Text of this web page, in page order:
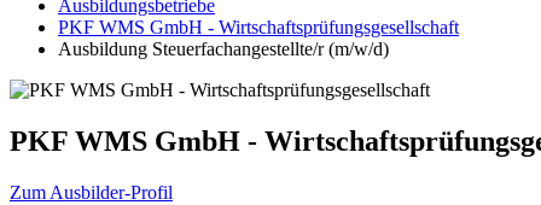
Ausbildungsbetriebe
PKF WMS GmbH - Wirtschaftsprüfungsgesellschaft
Ausbildung Steuerfachangestellte/r (m/w/d)
PKF WMS GmbH -
Zum Ausbilder-Profil